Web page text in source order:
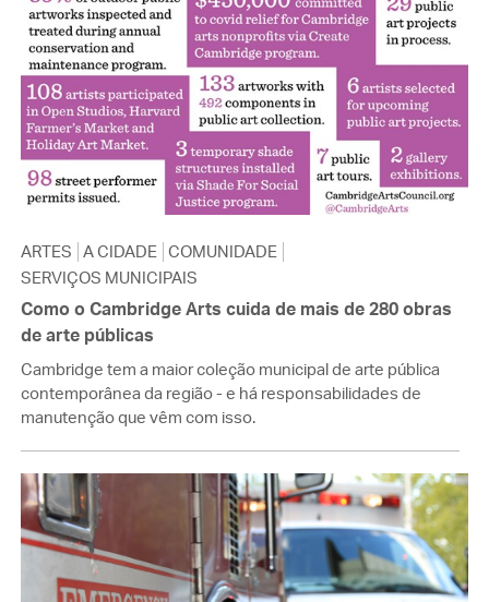
ARTES A CIDADE COMUNIDADE
SERVIÇOS MUNICIPAIS
Como o Cambridge Arts cuida de mais de 280 obras
de arte públicas
Cambridge tem a maior coleção municipal de arte pública
contemporânea da região - e há responsabilidades de
manutenção que vêm com isso.